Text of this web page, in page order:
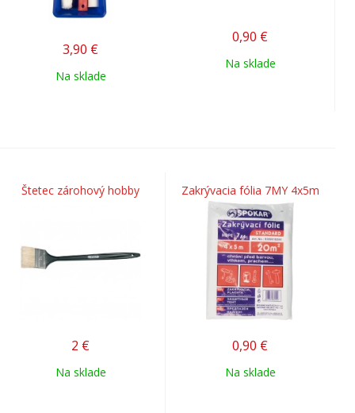
3,90 €
Na sklade
0,90 €
Na sklade
Štetec zárohový hobby
2 €
Na sklade
Zakrývacia fólia 7MY 4x5m
0,90 €
Na sklade